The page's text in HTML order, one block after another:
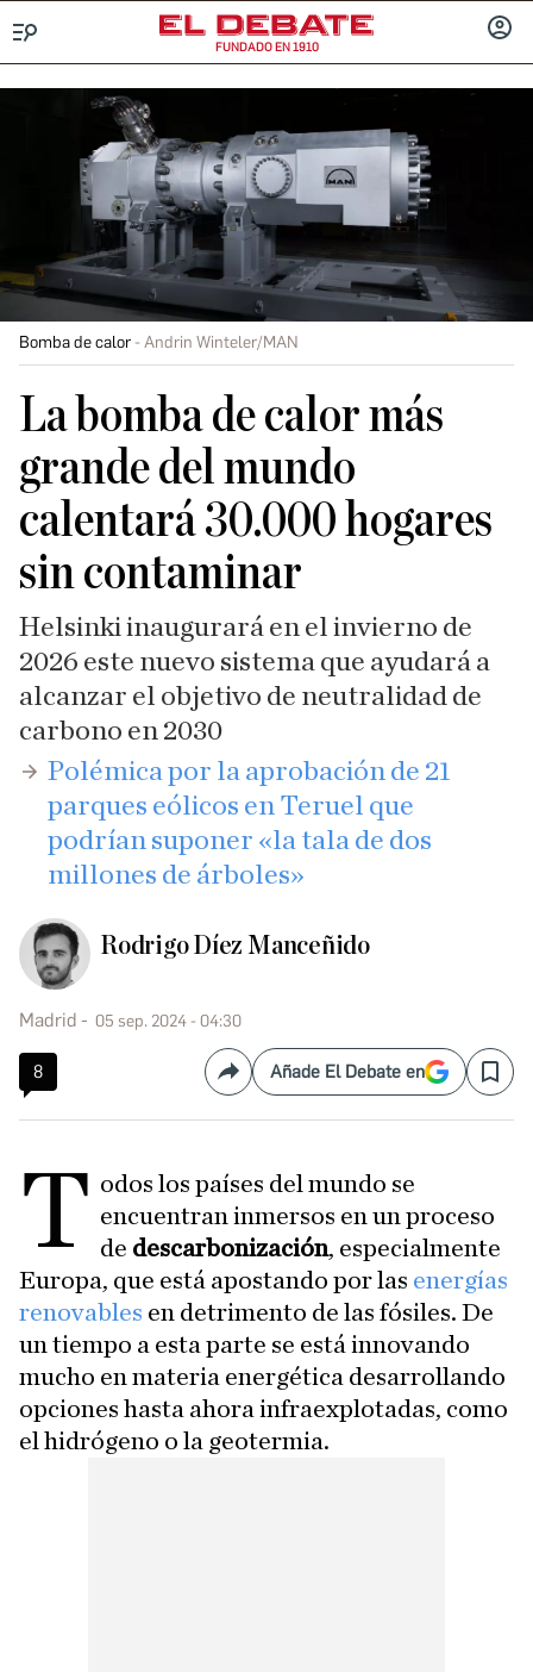
FUNDADO EN 1910
Bomba de calor Andrin Winteler/MAN
La bomba de calor más
grande del mundo
calentará 30.000 hogares
sin contaminar
Helsinki inaugurará en el invierno de
2026 este nuevo sistema que ayudará a
alcanzar el objetivo de neutralidad de
carbono en 2030
​Polémica por la aprobación de 21
parques eólicos en Teruel que
podrían suponer «la tala de dos
millones de árboles»
Rodrigo Díez Manceñido
Madrid 05 sep. 2024 - 04:30
8 CompartirAñade El Debate en Save
T odos los países del mundo se
encuentran inmersos en un proceso
de descarbonización, especialmente
Europa, que está apostando por las energías
renovables en detrimento de las fósiles. De
un tiempo a esta parte se está innovando
mucho en materia energética desarrollando
opciones hasta ahora infraexplotadas, como
el hidrógeno o la geotermia.